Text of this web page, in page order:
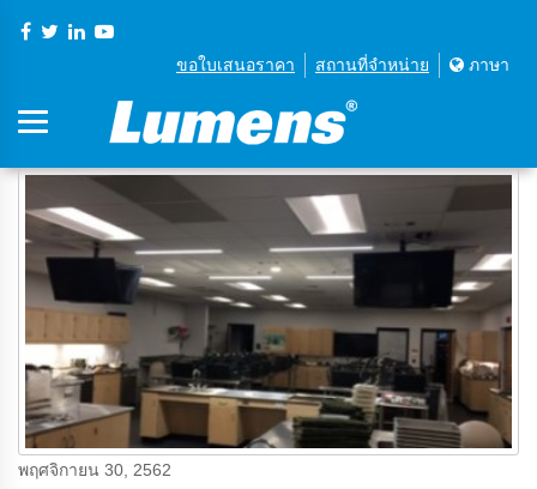
ขอใบเสนอราคา สถานที่จําหน่าย ภาษา
พฤศจิกายน 30, 2562